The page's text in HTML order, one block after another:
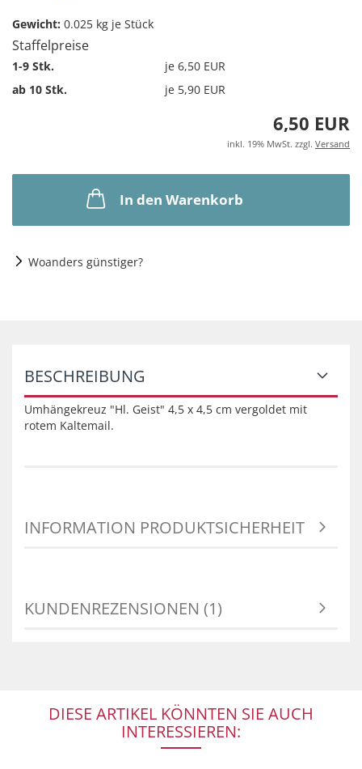
Gewicht: 0.025 kg je Stück
Staffelpreise
1-9 Stk.
je 6,50 EUR
ab 10 Stk.
je 5,90 EUR
6,50 EUR
inkl. 19% MwSt. zzgl. Versand
In den Warenkorb
Woanders günstiger?
BESCHREIBUNG
Umhängekreuz "Hl. Geist" 4,5 x 4,5 cm vergoldet mit
rotem Kaltemail.
INFORMATION PRODUKTSICHERHEIT
KUNDENREZENSIONEN (1)
DIESE ARTIKEL KÖNNTEN SIE AUCH
INTERESSIEREN: